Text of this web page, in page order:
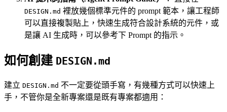
DESIGN.md 裡放幾個標準元件的 prompt 範本，讓工程師
可以直接複製貼上，快速生成符合設計系統的元件，或
是讓 AI 生成時，可以參考下 Prompt 的指示。
如何創建 DESIGN.md
建立 DESIGN.md 不一定要從頭手寫，有幾種方式可以快速上
手，不管你是全新專案還是既有專案都適用：